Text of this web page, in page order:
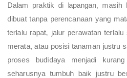
Dalam praktik di lapangan, masih
dibuat tanpa perencanaan yang
terlalu rapat, jalur perawatan
merata, atau posisi tanaman justru
proses budidaya menjadi
seharusnya tumbuh baik justru